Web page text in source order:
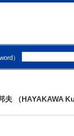
）
（HAYAKAWA